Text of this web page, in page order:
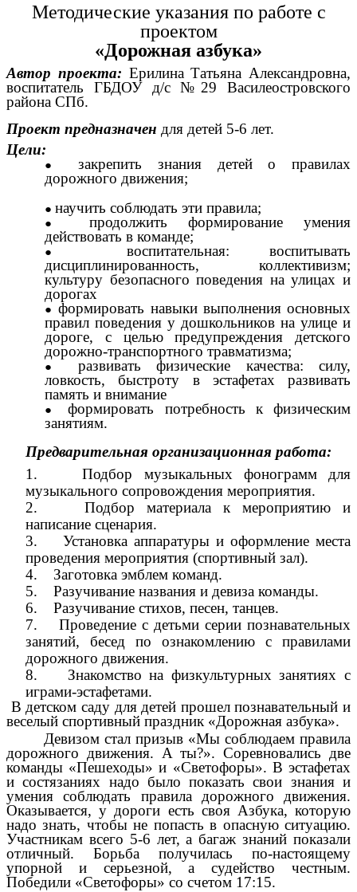
Методические указания по работе с
проектом
«Дорожная азбука»
Автор проекта: Ерилина Татьяна Александровна,
воспитатель ГБДОУ д/с №29 Василеостровского
района СПб.
Проект предназначен для детей 5-6 лет.
Цели:
закрепить знания детей о правилах
дорожного движения;
научить соблюдать эти правила;
продолжить формирование умения
действовать в команде;
воспитательная: воспитывать
дисциплинированность, коллективизм;
культуру безопасного поведения на улицах и
дорогах
формировать навыки выполнения основных
правил поведения у дошкольников на улице и
дороге, с целью предупреждения детского
дорожно-транспортного травматизма;
развивать физические качества: силу,
ловкость, быстроту в эстафетах развивать
память и внимание
формировать потребность к физическим
занятиям.
Предварительная организационная работа:
1. Подбор музыкальных фонограмм для
музыкального сопровождения мероприятия.
2. Подбор материала к мероприятию и
написание сценария.
3. Установка аппаратуры и оформление места
проведения мероприятия (спортивный зал).
4. Заготовка эмблем команд.
5. Разучивание названия и девиза команды.
6. Разучивание стихов, песен, танцев.
7. Проведение с детьми серии познавательных
занятий, бесед по ознакомлению с правилами
дорожного движения.
8. Знакомство на физкультурных занятиях с
играми-эстафетами.
В детском саду для детей прошел познавательный и
веселый спортивный праздник «Дорожная азбука».
Девизом стал призыв «Мы соблюдаем правила
дорожного движения. А ты?». Соревновались две
команды «Пешеходы» и «Светофоры». В эстафетах
и состязаниях надо было показать свои знания и
умения соблюдать правила дорожного движения.
Оказывается, у дороги есть своя Азбука, которую
надо знать, чтобы не попасть в опасную ситуацию.
Участникам всего 5-6 лет, а багаж знаний показали
отличный. Борьба получилась по-настоящему
упорной и серьезной, а судейство честным.
Победили «Светофоры» со счетом 17:15.